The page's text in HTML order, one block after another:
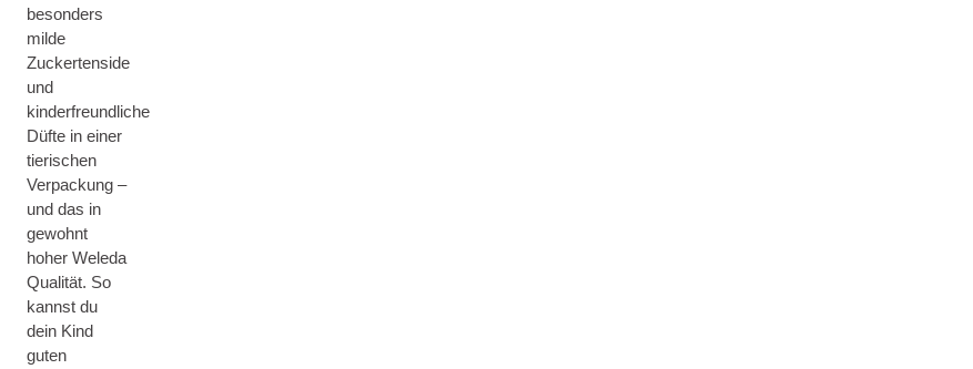
besonders
milde
Zuckertenside
und
kinderfreundliche
Düfte in einer
tierischen
Verpackung –
und das in
gewohnt
hoher Weleda
Qualität. So
kannst du
dein Kind
guten